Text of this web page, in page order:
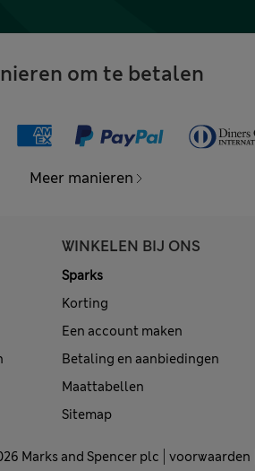
om te betalen
Meer manieren
WINKELEN BIJ ONS
Sparks
Korting
Een account maken
Betaling en aanbiedingen
Maattabellen
Sitemap
Marks and Spencer plc voorwaarden